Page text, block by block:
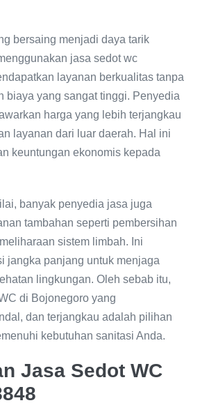
bersaing menjadi daya tarik
jasa sedot wc
layanan berkualitas tanpa
biaya yang sangat tinggi. Penyedia
harga yang lebih terjangkau
layanan dari luar daerah. Hal ini
keuntungan ekonomis kepada
banyak penyedia jasa juga
tambahan seperti pembersihan
sistem limbah. Ini
jangka panjang untuk menjaga
lingkungan. Oleh sebab itu,
di Bojonegoro yang
dan terjangkau adalah pilihan
kebutuhan sanitasi Anda.
Jasa Sedot WC